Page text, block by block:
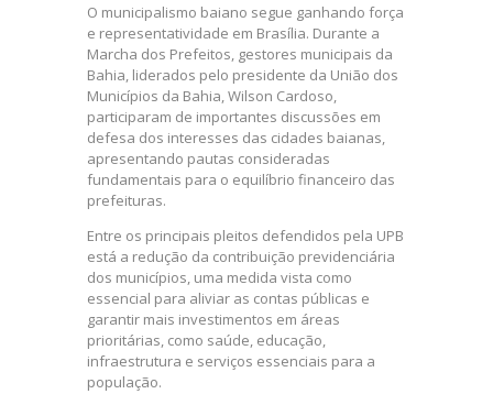
O municipalismo baiano segue ganhando força
e representatividade em Brasília. Durante a
Marcha dos Prefeitos, gestores municipais da
Bahia, liderados pelo presidente da União dos
Municípios da Bahia, Wilson Cardoso,
participaram de importantes discussões em
defesa dos interesses das cidades baianas,
apresentando pautas consideradas
fundamentais para o equilíbrio financeiro das
prefeituras.
Entre os principais pleitos defendidos pela UPB
está a redução da contribuição previdenciária
dos municípios, uma medida vista como
essencial para aliviar as contas públicas e
garantir mais investimentos em áreas
prioritárias, como saúde, educação,
infraestrutura e serviços essenciais para a
população.